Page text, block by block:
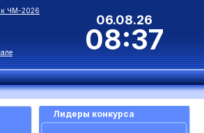
к ЧМ-2026
06.08.26
08:37
Лидеры конкурса